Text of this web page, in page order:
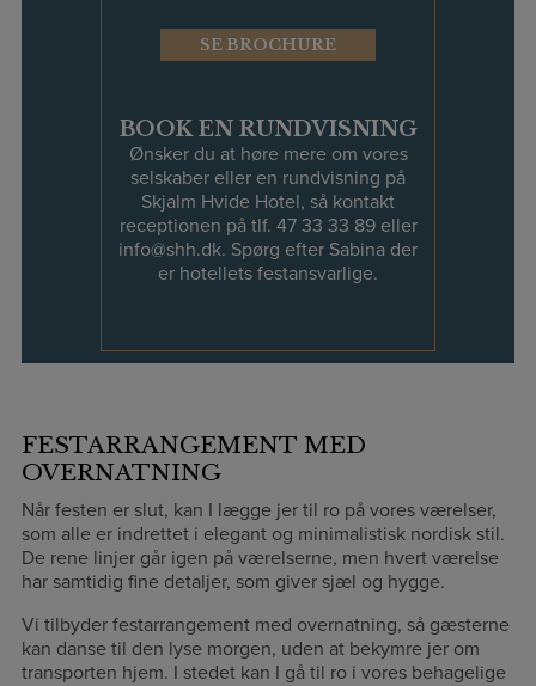
SE BROCHURE
BOOK EN RUNDVISNING
Ønsker du at høre mere om vores
selskaber eller en rundvisning på
Skjalm Hvide Hotel, så kontakt
receptionen på tlf. 47 33 33 89eller
info@shh.dk. Spørg efter Sabina der
er hotellets festansvarlige.
FESTARRANGEMENT MED
OVERNATNING
Når festen er slut, kan I lægge jer til ro på vores værelser,
som alle er indrettet i elegant og minimalistisk nordisk stil.
De rene linjer går igen på værelserne, men hvert værelse
har samtidig fine detaljer, som giver sjæl og hygge.
Vi tilbyder festarrangement med overnatning, så gæsterne
kan danse til den lyse morgen, uden at bekymre jer om
transporten hjem. I stedet kan I gå til ro i vores behagelige